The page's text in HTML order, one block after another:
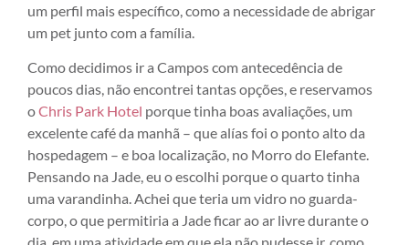
um perfil mais específico, como a necessidade de abrigar
um pet junto com a família.
Como decidimos ir a Campos com antecedência de
poucos dias, não encontrei tantas opções, e reservamos
oChris Park Hotel porque tinha boas avaliações, um
excelente café da manhã – que alías foi o ponto alto da
hospedagem – e boa localização, no Morro do Elefante.
Pensando na Jade, eu o escolhi porque o quarto tinha
uma varandinha. Achei que teria um vidro no guarda-
corpo, o que permitiria a Jade ficar ao ar livre durante o